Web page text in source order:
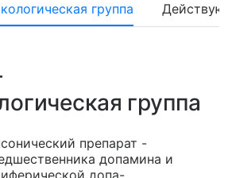
группа
группа
препарат -
допамина и
допа-